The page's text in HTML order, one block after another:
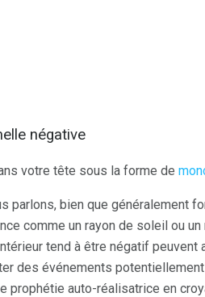
négative
votre tête sous la forme de
parlons, bien que généralement
comme un rayon de soleil ou
tend à être négatif
des événements
prophétie auto-réalisatrice en